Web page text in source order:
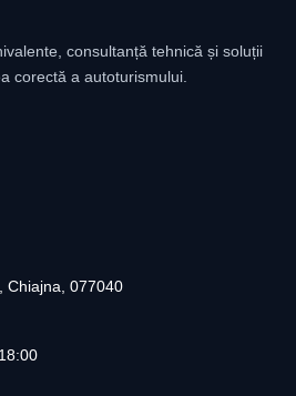
consultanță tehnică și soluții
corectă a autoturismului.
Chiajna, 077040